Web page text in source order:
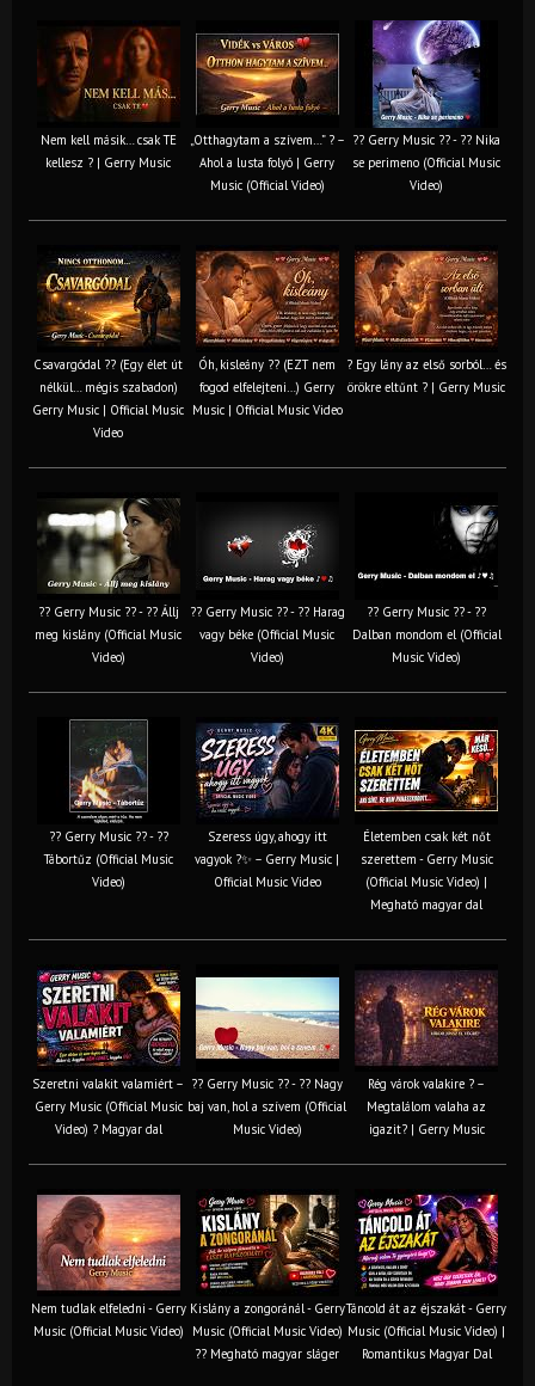
Nem kell másik… csak TE
kellesz ? | Gerry Music
„Otthagytam a szívem…” ? –
Ahol a lusta folyó | Gerry
Music (Official Video)
?? Gerry Music ?? - ?? Nika
se perimeno (Official Music
Video)
Csavargódal ?? (Egy élet út
nélkül… mégis szabadon)
Gerry Music | Official Music
Video
Óh, kisleány ?? (EZT nem
fogod elfelejteni…) Gerry
Music | Official Music Video
? Egy lány az első sorból… és
örökre eltűnt ? | Gerry Music
?? Gerry Music ?? - ?? Állj
meg kislány (Official Music
Video)
?? Gerry Music ?? - ?? Harag
vagy béke (Official Music
Video)
?? Gerry Music ?? - ??
Dalban mondom el (Official
Music Video)
?? Gerry Music ?? - ??
Tábortűz (Official Music
Video)
Szeress úgy, ahogy itt
vagyok ?✨ – Gerry Music |
Official Music Video
Életemben csak két nőt
szerettem - Gerry Music
(Official Music Video) |
Megható magyar dal
Szeretni valakit valamiért –
Gerry Music (Official Music
Video) ? Magyar dal
?? Gerry Music ?? - ?? Nagy
baj van, hol a szívem (Official
Music Video)
Rég várok valakire ? –
Megtalálom valaha az
igazit? | Gerry Music
Nem tudlak elfeledni - Gerry
Music (Official Music Video)
Kislány a zongoránál - Gerry
Music (Official Music Video)
?? Megható magyar sláger
Táncold át az éjszakát - Gerry
Music (Official Music Video) |
Romantikus Magyar Dal